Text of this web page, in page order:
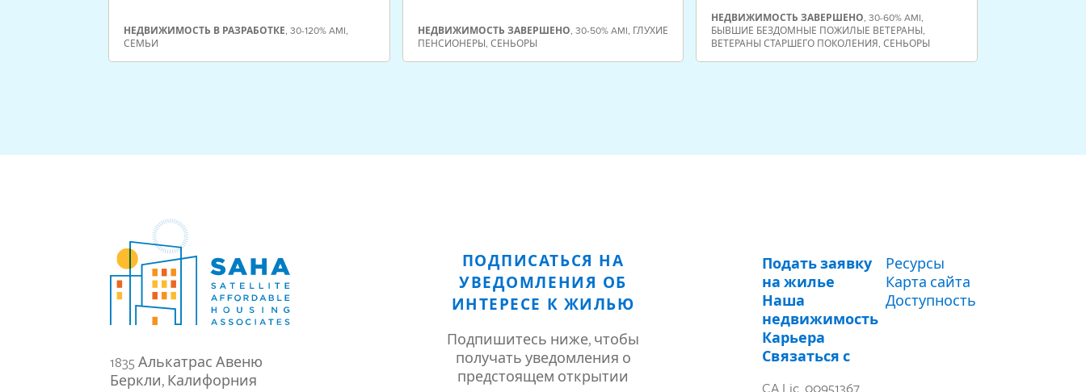
НЕДВИЖИМОСТЬ В РАЗРАБОТКЕ, 30-120% AMI,
СЕМЬИ
НЕДВИЖИМОСТЬ ЗАВЕРШЕНО, 30-50% AMI, ГЛУХИЕ
ПЕНСИОНЕРЫ, СЕНЬОРЫ
НЕДВИЖИМОСТЬ ЗАВЕРШЕНО,30-60% AMI,
БЫВШИЕ БЕЗДОМНЫЕ ПОЖИЛЫЕ ВЕТЕРАНЫ,
ВЕТЕРАНЫ СТАРШЕГО ПОКОЛЕНИЯ,СЕНЬОРЫ
1835 Алькатрас Авеню
Беркли, Калифорния
ПОДПИСАТЬСЯ НА
УВЕДОМЛЕНИЯ ОБ
ИНТЕРЕСЕ К ЖИЛЬЮ
Подпишитесь ниже, чтобы
получать уведомления о
предстоящем открытии
Подать заявку
на жилье
Наша
недвижимость
Карьера
Связаться с
Ресурсы
Карта сайта
Доступность
CA Lic. 00951367